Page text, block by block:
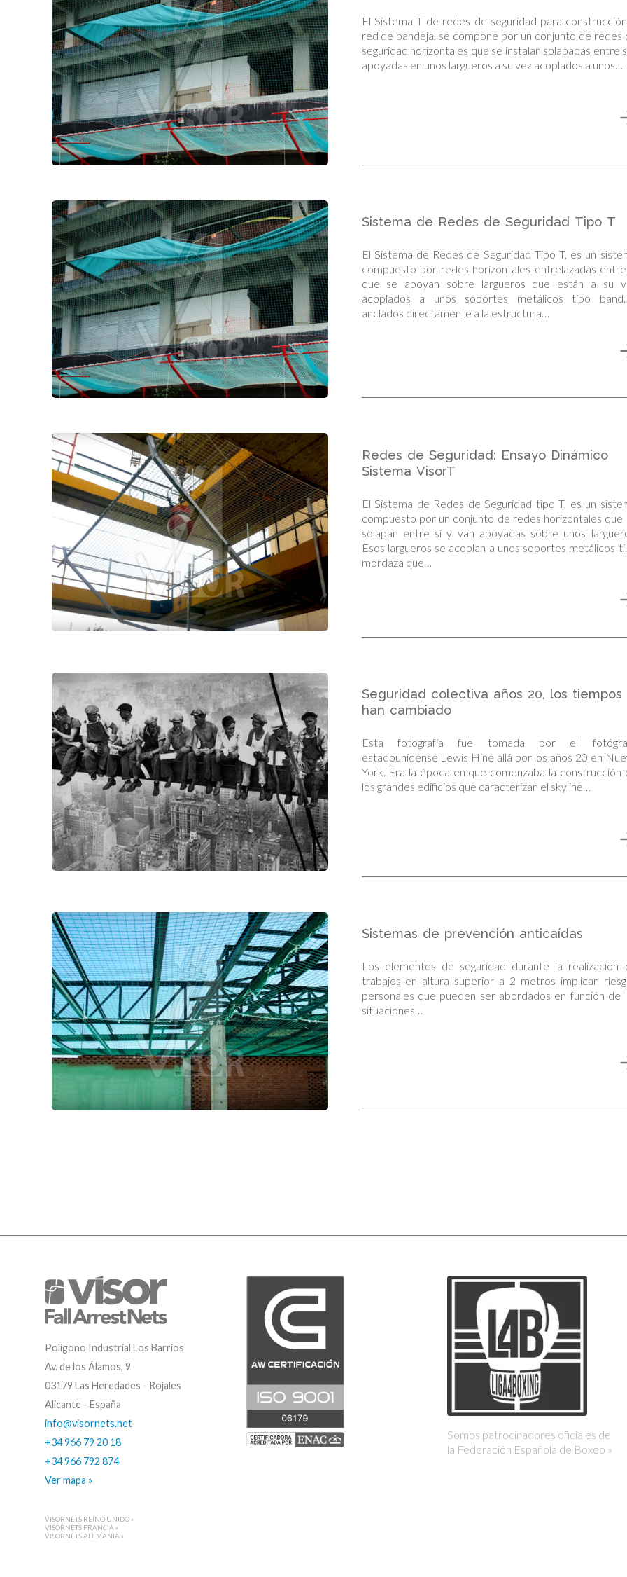
El Sistema T de redes de seguridad para
red de bandeja, se compone por un conjunto de redes
seguridad horizontales que se instalan solapadas entre
apoyadas en unos largueros a su vez acoplados a unos…
Sistema de Redes de Seguridad Tipo T
El Sistema de Redes de Seguridad Tipo T, es un
compuesto por redes horizontales entrelazadas
que se apoyan sobre largueros que están a su
acoplados a unos soportes metálicos tipo
anclados directamente a la estructura…
Redes de Seguridad: Ensayo Dinámico
Sistema VisorT
El Sistema de Redes de Seguridad tipo T, es un
compuesto por un conjunto de redes horizontales que
solapan entre sí y van apoyadas sobre unos
Esos largueros se acoplan a unos soportes metálicos
mordaza que…
Seguridad colectiva años 20, los tiempos
han cambiado
Esta fotografía fue tomada por el
estadounidense Lewis Hine allá por los años 20 en
York. Era la época en que comenzaba la construcción
los grandes edificios que caracterizan el skyline…
Sistemas de prevención anticaídas
Los elementos de seguridad durante la realización
trabajos en altura superior a 2 metros implican
personales que pueden ser abordados en función de
situaciones…
Polígono Industrial Los Barrios
Av. de los Álamos, 9
03179 Las Heredades - Rojales
Alicante - España
info@visornets.net
+34 966 79 20 18
+34 966 792 874
Ver mapa »
VISORNETS REINO UNIDO »
VISORNETS FRANCIA »
VISORNETS ALEMANIA »
Somos patrocinadores oficiales de
la Federación Española de Boxeo »